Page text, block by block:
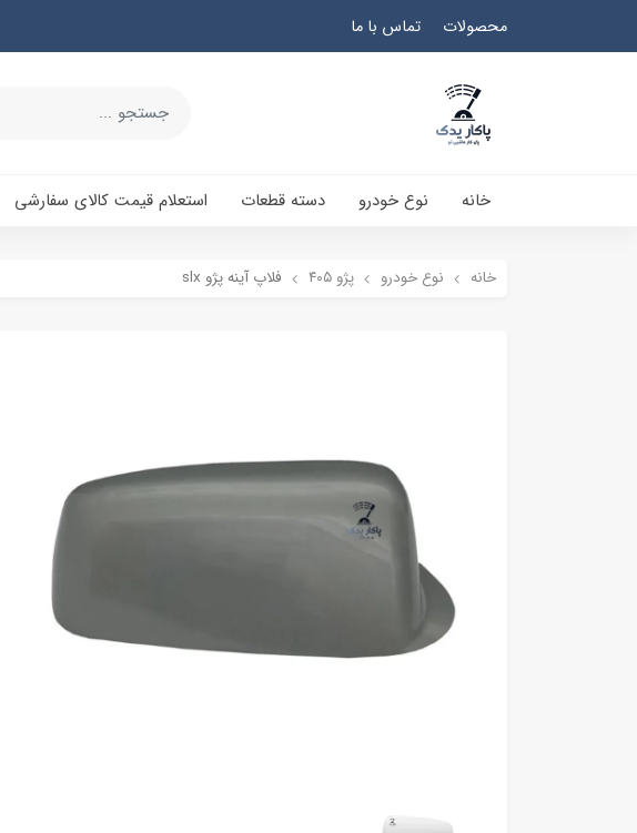
محصولات تماس با ما
خانه نوع خودرو دسته قطعات استعلام قیمت کالای سفارشی
خانه نوع خودرو پژو ۴۰۵ فلاپ آینه پژو slx